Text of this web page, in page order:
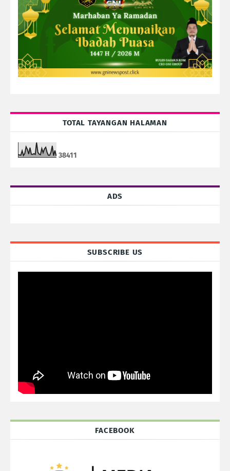
TOTAL TAYANGAN HALAMAN
38411
ADS
SUBSCRIBE US
FACEBOOK